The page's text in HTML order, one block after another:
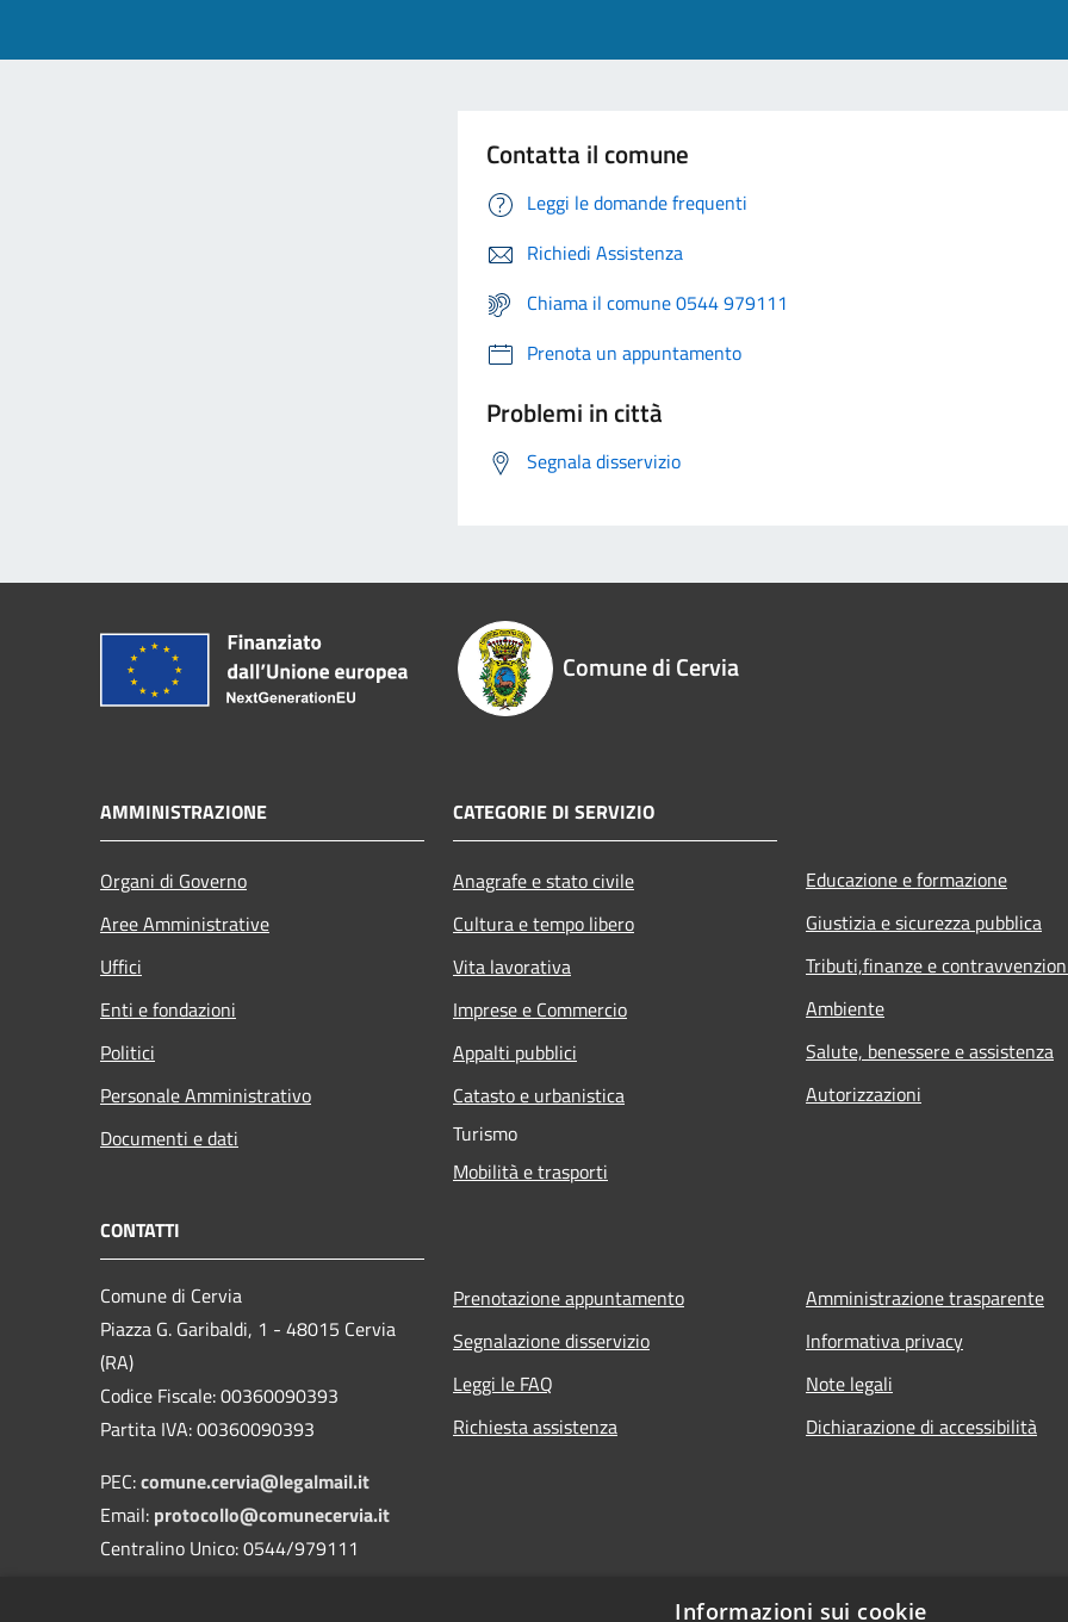
Contatta il comune
Leggi le domande frequenti
Richiedi Assistenza
Chiama il comune 0544 979111
Prenota un appuntamento
Problemi in città
Segnala disservizio
Comune di Cervia
AMMINISTRAZIONE
Organi di Governo
Aree Amministrative
Uffici
Enti e fondazioni
Politici
Personale Amministrativo
Documenti e dati
CATEGORIE DI SERVIZIO
Anagrafe e stato civile
Cultura e tempo libero
Vita lavorativa
Imprese e Commercio
Appalti pubblici
Catasto e urbanistica
Turismo
Mobilità e trasporti
Educazione e formazione
Giustizia e sicurezza pubblica
Tributi,finanze e
Ambiente
Salute, benessere e assistenza
Autorizzazioni
CONTATTI
Comune di Cervia
Piazza G. Garibaldi, 1 - 48015 Cervia
(RA)
Codice Fiscale: 00360090393
Partita IVA: 00360090393
PEC:comune.cervia@legalmail.it
Email: protocollo@comunecervia.it
Centralino Unico: 0544/979111
Prenotazione appuntamento
Segnalazione disservizio
Leggi le FAQ
Richiesta assistenza
Amministrazione trasparente
Informativa privacy
Note legali
Dichiarazione di accessibilità
Informazioni sui cookie